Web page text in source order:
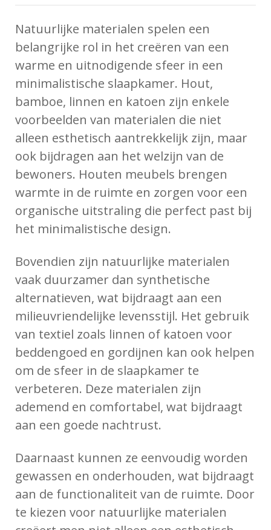
Natuurlijke materialen spelen een
belangrijke rol in het creëren van een
warme en uitnodigende sfeer in een
minimalistische slaapkamer. Hout,
bamboe, linnen en katoen zijn enkele
voorbeelden van materialen die niet
alleen esthetisch aantrekkelijk zijn, maar
ook bijdragen aan het welzijn van de
bewoners. Houten meubels brengen
warmte in de ruimte en zorgen voor een
organische uitstraling die perfect past bij
het minimalistische design.
Bovendien zijn natuurlijke materialen
vaak duurzamer dan synthetische
alternatieven, wat bijdraagt aan een
milieuvriendelijke levensstijl. Het gebruik
van textiel zoals linnen of katoen voor
beddengoed en gordijnen kan ook helpen
om de sfeer in de slaapkamer te
verbeteren. Deze materialen zijn
ademend en comfortabel, wat bijdraagt
aan een goede nachtrust.
Daarnaast kunnen ze eenvoudig worden
gewassen en onderhouden, wat bijdraagt
aan de functionaliteit van de ruimte. Door
te kiezen voor natuurlijke materialen